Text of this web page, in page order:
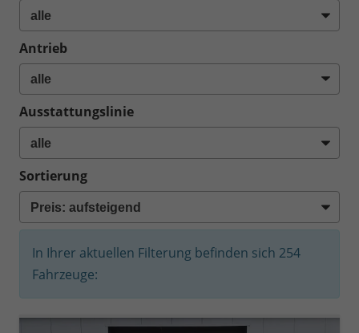
Antrieb
Ausstattungslinie
Sortierung
In Ihrer aktuellen Filterung befinden sich 254
Fahrzeuge: